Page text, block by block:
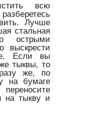
всю
Лучше
стальная
острыми
выскрести
Если вы
тыквы, то
же, по
на бумаге
на тыкву и